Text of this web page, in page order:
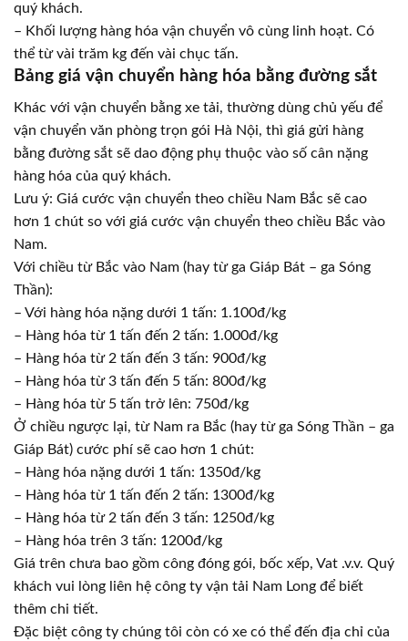
quý khách.
– Khối lượng hàng hóa vận chuyển vô cùng linh hoạt. Có
thể từ vài trăm kg đến vài chục tấn.
Bảng giá vận chuyển hàng hóa bằng đường sắt
Khác với vận chuyển bằng xe tải, thường dùng chủ yếu để
vận chuyển văn phòng trọn gói Hà Nội, thì giá gửi hàng
bằng đường sắt sẽ dao động phụ thuộc vào số cân nặng
hàng hóa của quý khách.
Lưu ý: Giá cước vận chuyển theo chiều Nam Bắc sẽ cao
hơn 1 chút so với giá cước vận chuyển theo chiều Bắc vào
Nam.
Với chiều từ Bắc vào Nam (hay từ ga Giáp Bát – ga Sóng
Thần):
– Với hàng hóa nặng dưới 1 tấn: 1.100đ/kg
– Hàng hóa từ 1 tấn đến 2 tấn: 1.000đ/kg
– Hàng hóa từ 2 tấn đến 3 tấn: 900đ/kg
– Hàng hóa từ 3 tấn đến 5 tấn: 800đ/kg
– Hàng hóa từ 5 tấn trở lên: 750đ/kg
Ở chiều ngược lại, từ Nam ra Bắc (hay từ ga Sóng Thần – ga
Giáp Bát) cước phí sẽ cao hơn 1 chút:
– Hàng hóa nặng dưới 1 tấn: 1350đ/kg
– Hàng hóa từ 1 tấn đến 2 tấn: 1300đ/kg
– Hàng hóa từ 2 tấn đến 3 tấn: 1250đ/kg
– Hàng hóa trên 3 tấn: 1200đ/kg
Giá trên chưa bao gồm công đóng gói, bốc xếp, Vat .v.v. Quý
khách vui lòng liên hệ công ty vận tải Nam Long để biết
thêm chi tiết.
Đặc biệt công ty chúng tôi còn có xe có thể đến địa chỉ của